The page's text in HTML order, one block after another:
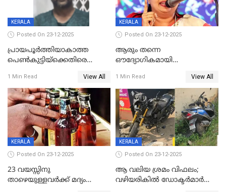
KERALA
Posted On 23-12-2025
പ്രായപൂർത്തിയാകാത്ത
പെൺകുട്ടിയ്ക്കെതിരെ
59 വർഷം തടവും 90,൦൦൦ രൂപ
പിഴയും ശിക്ഷ
1 Min Read View All
KERALA
Posted On 23-12-2025
ആരും തന്നെ
ഔദ്യോഗികമായി
കണ്ടെത്താൻ ഇന്ന് കോർ
കമ്മിറ്റി കൂടിയില്ല';
അതൃപ്തിയുമായി ദീപ്തി മേരി
വർഗീസ്
1 Min Read View All
KERALA
Posted On 23-12-2025
23 വയസ്സിനു
താഴെയുള്ളവർക്ക് മദ്യം
KERALA
Posted On 23-12-2025
ആ വലിയ ശ്രമം വിഫലം;
വഴിയരികില്‍ ‌ഡോക്ടര്‍മാര്‍